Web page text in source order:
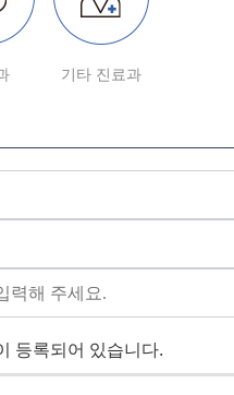
기타 진료과
등록되어 있습니다.